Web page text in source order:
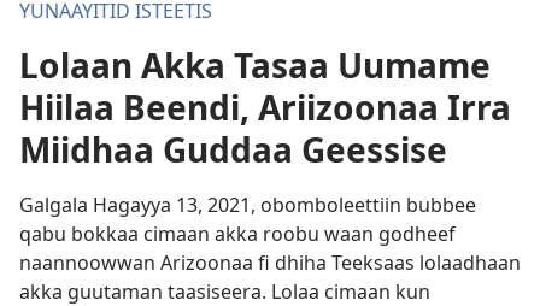
YUNAAYITID ISTEETIS
Lolaan Akka Tasaa Uumame
Hiilaa Beendi, Ariizoonaa Irra
Miidhaa Guddaa Geessise
Galgala Hagayya 13, 2021, obomboleettiin bubbee
qabu bokkaa cimaan akka roobu waan godheef
naannoowwan Arizoonaa fi dhiha Teeksaas lolaadhaan
akka guutaman taasiseera. Lolaa cimaan kun